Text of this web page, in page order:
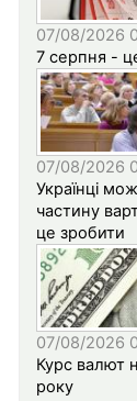
07/08/2026
7 серпня -
07/08/2026
Українці
частину
це зробити
07/08/2026
Курс валют
року